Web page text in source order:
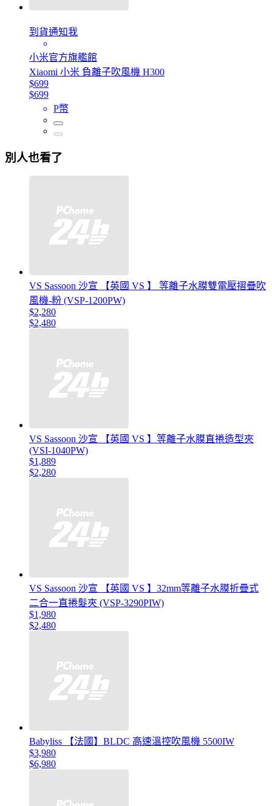
到貨通知我
小米官方旗艦館
Xiaomi 小米 負離子吹風機 H300
$699
$699
P幣
別人也看了
VS Sassoon 沙宣 【英國 VS 】 等離子水膜雙電壓摺疊吹
風機-粉 (VSP-1200PW)
$2,280
$2,480
VS Sassoon 沙宣 【英國 VS 】等離子水膜直捲造型夾
(VSI-1040PW)
$1,889
$2,280
VS Sassoon 沙宣 【英國 VS 】32mm等離子水膜折疊式
二合一直捲髮夾 (VSP-3290PIW)
$1,980
$2,480
Babyliss 【法國】BLDC 高速溫控吹風機 5500IW
$3,980
$6,980